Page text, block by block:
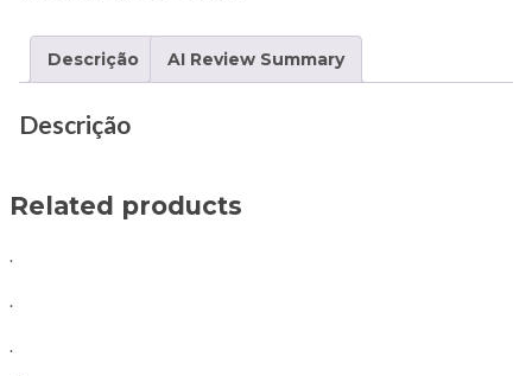
Descrição AI Review Summary
Descrição
Related products
.
.
.